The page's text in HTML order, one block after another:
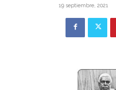
19 septiembre, 2021